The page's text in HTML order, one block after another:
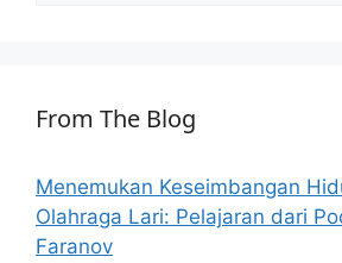
From The Blog
Menemukan Keseimbangan
Olahraga Lari: Pelajaran dari
Faranov